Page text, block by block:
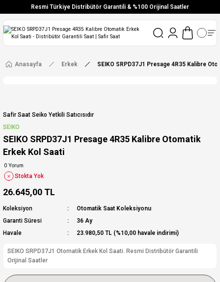
Resmi Türkiye Distribütör Garantili & %100 Orijinal Saatler
Vade Farksız 6 Taksit
Aynı Gün Stoktan Gönderim
Ücretsiz Kargo
Anasayfa Erkek SEIKO SRPD37J1 Presage 4R35 Kalibre
Safir Saat Seiko Yetkili Satıcısıdır
SEIKO
SEIKO SRPD37J1 Presage 4R35 Kalibre Otomatik
Erkek Kol Saati
0 Yorum
Stokta Yok
26.645,00 TL
Koleksiyon
Otomatik Saat Koleksiyonu
Garanti Süresi
36 Ay
Havale
23.980,50 TL (%10,00 havale indirimi)
SEIKO SRPD37J1 Otomatik Erkek Kol Saati. Resmi Distribütör Garantili
Orijinal Saatler